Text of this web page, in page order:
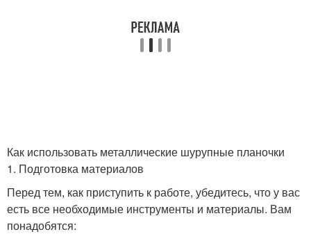
Как использовать металлические шурупные планочки
1. Подготовка материалов
Перед тем, как приступить к работе, убедитесь, что у вас
есть все необходимые инструменты и материалы. Вам
понадобятся: